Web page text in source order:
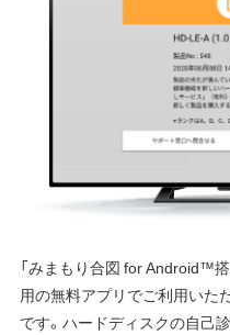
「みまもり合図 for Android™
用の無料アプリでご利用いた
です。ハードディスクの自己